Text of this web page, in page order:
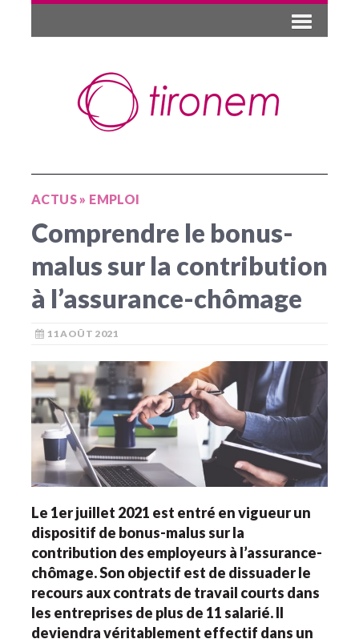
ACTUS» EMPLOI
Comprendre le bonus-
malus sur la contribution
à l’assurance-chômage
11 AOÛT 2021
Le 1er juillet 2021 est entré en vigueur un
dispositif de bonus-malus sur la
contribution des employeurs à l’assurance-
chômage. Son objectif est de dissuader le
recours aux contrats de travail courts dans
les entreprises de plus de 11 salarié. Il
deviendra véritablement effectif dans un